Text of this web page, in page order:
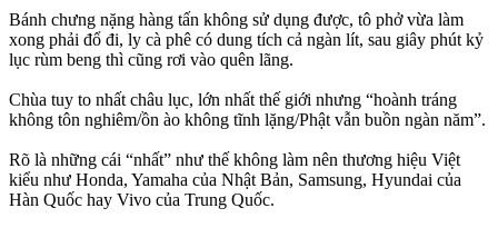
Bánh chưng nặng hàng tấn không sử dụng được, tô phở vừa làm
xong phải đổ đi, ly cà phê có dung tích cả ngàn lít, sau giây phút kỷ
lục rùm beng thì cũng rơi vào quên lãng.
Chùa tuy to nhất châu lục, lớn nhất thế giới nhưng “hoành tráng
không tôn nghiêm/ồn ào không tĩnh lặng/Phật vẫn buồn ngàn năm”.
Rõ là những cái “nhất” như thế không làm nên thương hiệu Việt
kiểu như Honda, Yamaha của Nhật Bản, Samsung, Hyundai của
Hàn Quốc hay Vivo của Trung Quốc.